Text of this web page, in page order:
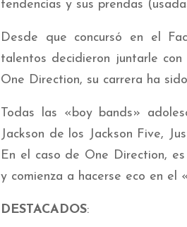
tendencias y sus prendas
Desde que concursó en el
talentos decidieron juntarle
One Direction, su carrera ha
Todas las «boy bands»
Jackson de los Jackson Five,
En el caso de One Direction,
y comienza a hacerse eco en el
DESTACADOS: